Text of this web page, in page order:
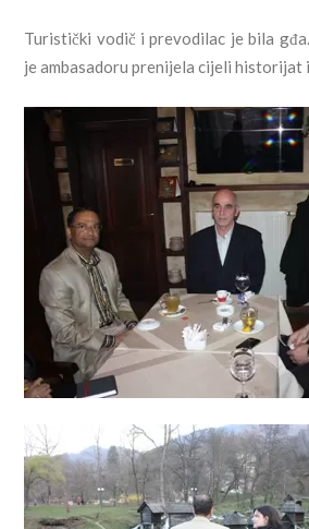
Turistički vodič i prevodilac je bila
je ambasadoru prenijela cijeli historijat